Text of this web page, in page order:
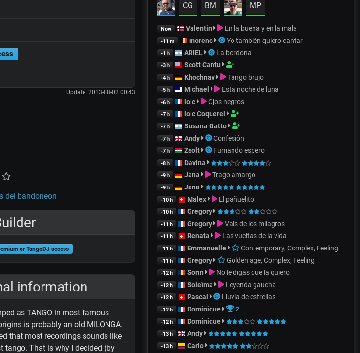
Update: 2013-08-02 00:43
del bandoneon
or TangoDJ access
information
as TANGO in most famous
is probably an old MILONGA.
that most recordings sounds like
tango. That is why I decided (by
CG BM MP
Now Valentin En la buena y en la mala
-11 m moreno Yo también quiero cantar
-1 h ARIEL La bordona
-3 h Scott Cantu
-4 h Khochnav Tango brujo
-5 h Michael Esta noche de luna
-6 h loic Ojos negros
-7 h loic Coquerel
-7 h Susana Gatto
-7 h Andy Confesión
-7 h Zsolt Fumando espero
-8 h Davina
-9 h Jana Trago amargo
-9 h Jana
-10 h Malex El pañuelito
-10 h Gregory
-11 h Gregory Vals de los milagros
-11 h Renata Las vueltas de la vida
-11 h Emmanuelle Contemporary, Complex, Feeling
-11 h Gregory Golden age, Complex, Feeling
-12 h Sorin No le digas que la quiero
-12 h Soleïma Leyenda gaucha
-12 h Pascal Lluvia de estrellas
-12 h Dominique 2
-12 h Dominique
-13 h Andy
-13 h Carlo